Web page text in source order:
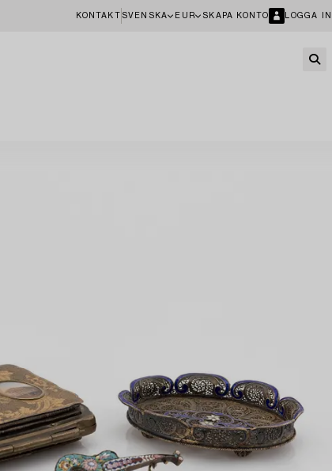
KONTAKT SVENSKA EUR SKAPA KONTO LOGGA IN